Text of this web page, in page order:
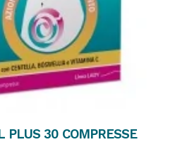
PLUS 30 COMPRESSE